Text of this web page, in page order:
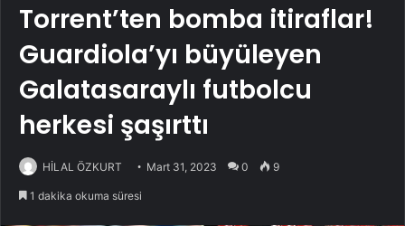
Torrent’ten bomba itiraflar!
Guardiola’yı büyüleyen
Galatasaraylı futbolcu
herkesi şaşırttı
HİLAL ÖZKURT Mart 31, 2023 0 9
1 dakika okuma süresi